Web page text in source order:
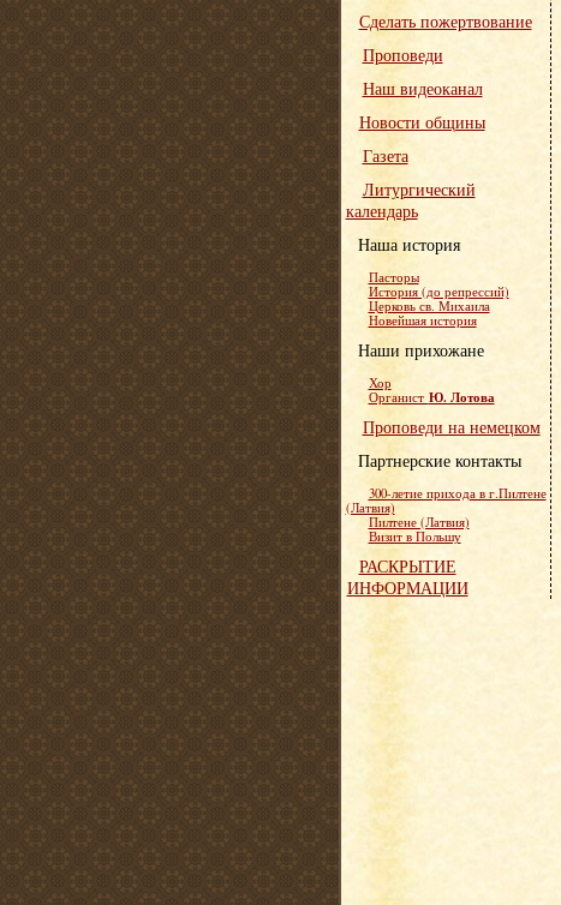
Сделать пожертвование
Проповеди
Наш видеоканал
Новости общины
Газета
Литургический
календарь
Наша история
Пасторы
История (до репрессий)
Церковь св. Михаила
Новейшая история
Наши прихожане
Хор
Органист Ю. Лотова
Проповеди на немецком
Партнерские контакты
300-летие прихода в г.Пилтене
(Латвия)
Пилтене (Латвия)
Визит в Польшу
РАСКРЫТИЕ
ИНФОРМАЦИИ